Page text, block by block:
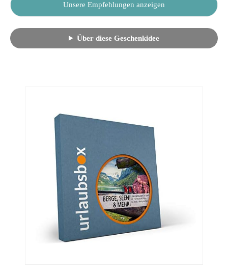
Unsere Empfehlungen anzeigen
Über diese Geschenkidee